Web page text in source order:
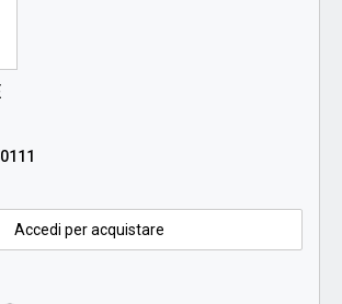
Accedi per acquistare